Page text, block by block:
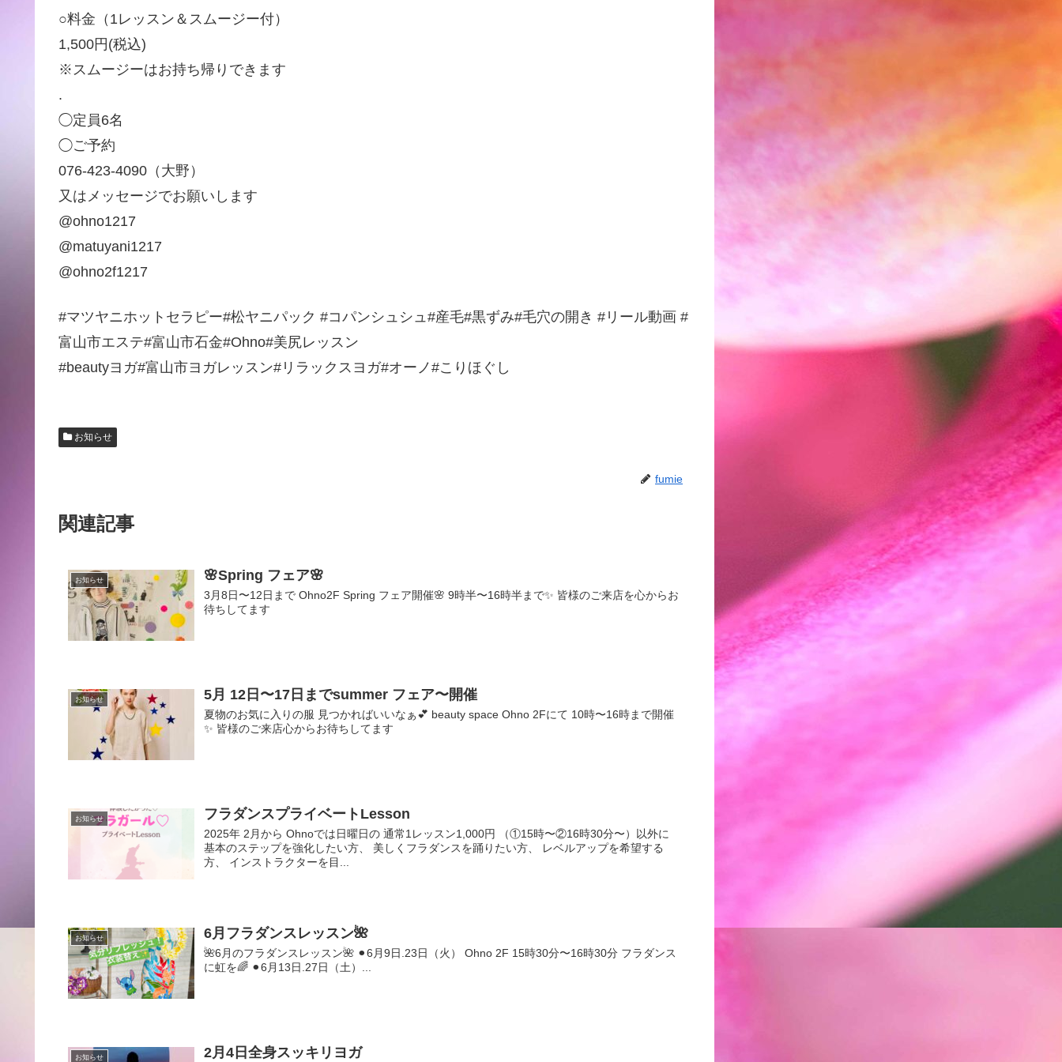
○料金（1レッスン＆スムージー付）
1,500円(税込)
※スムージーはお持ち帰りできます
.
◯定員6名
◯ご予約
076-423-4090（大野）
又はメッセージでお願いします
@ohno1217
@matuyani1217
@ohno2f1217
#マツヤニホットセラピー#松ヤニパック #コパンシュシュ#産毛#黒ずみ#毛穴の開き #リール動画 #
富山市エステ#富山市石金#Ohno#美尻レッスン
#beautyヨガ#富山市ヨガレッスン#リラックスヨガ#オーノ#こりほぐし
お知らせ
fumie
関連記事
お知らせ 🌸Spring フェア🌸
3月8日〜12日まで Ohno2F Spring フェア開催🌸 9時半〜16時半まで✨ 皆様のご来店を心からお
待ちしてます
お知らせ 5月 12日〜17日までsummer フェア〜開催
夏物のお気に入りの服 見つかればいいなぁ💕 beauty space Ohno 2Fにて 10時〜16時まで開催
✨ 皆様のご来店心からお待ちしてます
お知らせ フラダンスプライベートLesson
2025年 2月から Ohnoでは日曜日の 通常1レッスン1,000円 （①15時〜②16時30分〜）以外に
基本のステップを強化したい方、 美しくフラダンスを踊りたい方、 レベルアップを希望する
方、 インストラクターを目...
お知らせ 6月フラダンスレッスン🌺
🌺6月のフラダンスレッスン🌺 ⚫︎6月9日.23日（火） Ohno 2F 15時30分〜16時30分 フラダンス
に虹を🌈 ⚫︎6月13日.27日（土）...
お知らせ 2月4日全身スッキリヨガ